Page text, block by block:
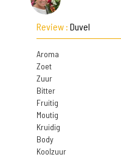
Review : Duvel
Aroma
Zoet
Zuur
Bitter
Fruitig
Moutig
Kruidig
Body
Koolzuur